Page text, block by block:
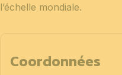
l’échelle mondiale.
Coordonnées